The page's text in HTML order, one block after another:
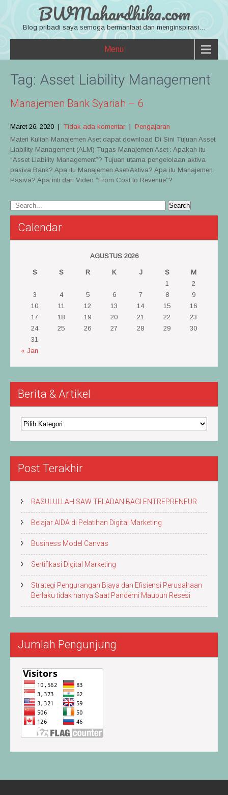
BWMahardhika.com
Blog pribadi saya semoga bermanfaat dan menginspirasi…
Menu
Tag: Asset Liability Management
Manajemen Bank Syariah – 6
Maret 26, 2020 | Tidak ada komentar | Pengajaran
Materi Kuliah Manajemen Aset dapat download Di Sini Tujuan Asset
Liability Management (ALM) Tugas Manajemen Aset : Apakah itu
“Asset Liability Management”? Tujuan utama pengelolaan aktiva
pasiva Bank? Apa itu Manajemen Aset/Aktiva? Apa itu Manajemen
Pasiva? Apa inti dari Video “From Cost to Revenue”?
Calendar
AGUSTUS 2026
S S R K J S
M
1
2
3
4 5 6 7 8
9
10
11 12 13 14 15
16
17
18 19 20 21 22
23
24
25 26 27 28 29
30
31
« Jan
Berita & Artikel
Berita
&
Artikel
Post Terakhir
RASULULLAH SAW TELADAN BAGI ENTREPRENEUR
Belajar AIDA di Pelatihan Digital Marketing
Business Model Canvas
Sertifikasi Digital Marketing
Strategi Pengurangan Biaya dan Efisiensi Perusahaan
Berlaku tidak hanya Saat Pandemi Maupun Resesi
Jumlah Pengunjung